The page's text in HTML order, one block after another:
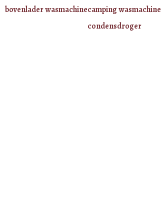
bovenlader wasmachinecamping wasmachine
condensdroger